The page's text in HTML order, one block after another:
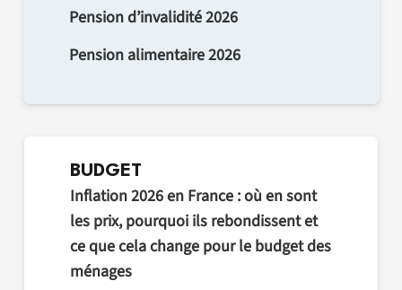
Pension d’invalidité 2026
Pension alimentaire 2026
BUDGET
Inflation 2026 en France : où en sont
les prix, pourquoi ils rebondissent et
ce que cela change pour le budget des
ménages